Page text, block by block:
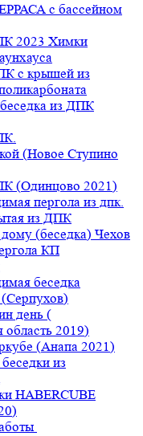
с бассейном
2023 Химки
с крышей из
из ДПК
(Новое Ступино
(Одинцово 2021)
пергола из дпк.
из ДПК
(беседка) Чехов
КП
беседка
день (
область 2019)
(Анапа 2021)
из
HABERCUBE